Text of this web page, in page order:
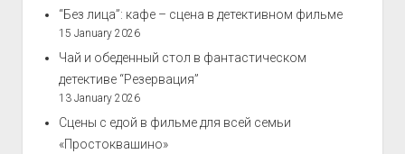
“Без лица”: кафе – сцена в детективном фильме
15 January 2026
Чай и обеденный стол в фантастическом
детективе “Резервация”
13 January 2026
Сцены с едой в фильме для всей семьи
«Простоквашино»